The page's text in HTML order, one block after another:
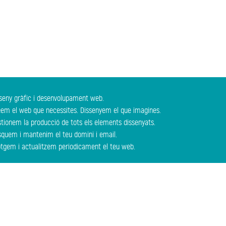
gràfic i desenvolupament web.
el web que necessites. Dissenyem el que imagines.
la producció de tots els elements dissenyats.
i mantenim el teu domini i email.
i actualitzem periodicament el teu web.